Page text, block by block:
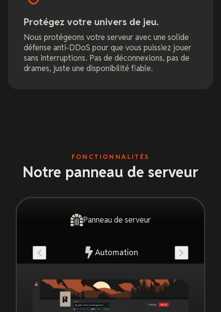
Protégez votre univers de jeu.
Nous protégeons votre serveur avec une solide
défense anti-DDoS pour que vous puissiez jouer
sans interruptions. Pas de déconnexions, pas de
drames, juste une disponibilité fiable.
FONCTIONNALITÉS
Notre panneau de serveur
Panneau de serveur
Automation